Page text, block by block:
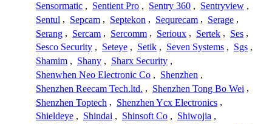
Sensormatic , Sentient Pro , Sentry 360 , Sentryview ,
Sentul , Sepcam , Septekon , Sequrecam , Serage ,
Serang , Sercam , Sercomm , Serioux , Sertek , Ses ,
Sesco Security , Seteye , Setik , Seven Systems , Sgs ,
Shamim , Shany , Sharx Security ,
Shenwhen Neo Electronic Co , Shenzhen ,
Shenzhen Reecam Tech.ltd. , Shenzhen Tong Bo Wei ,
Shenzhen Toptech , Shenzhen Ycx Electronics ,
Shieldeye , Shindai , Shinsoft Co , Shiwojia ,